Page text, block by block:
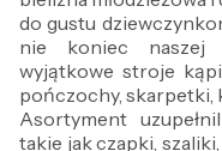
do gustu
nie koniec naszej
wyjątkowe stroje
pończochy, skarpetki,
Asortyment
takie jak czapki,